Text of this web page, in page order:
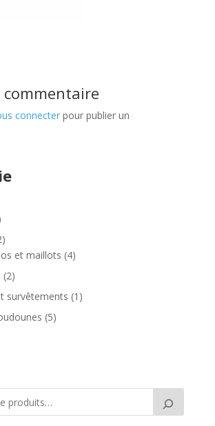
commentaire
connecterpour publier un
12
produits
et maillots 44
22
produits
survêtements 1 1
55